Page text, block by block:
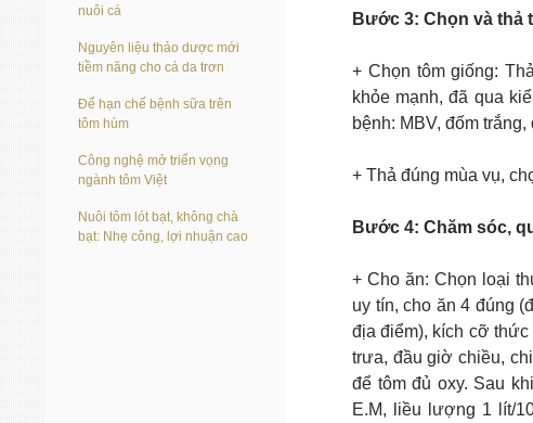
Bước 3: Chọn và thả
+ Chọn tôm giống:
khỏe mạnh, đã qua
bệnh: MBV, đốm
+ Thả đúng mùa vụ,
Bước 4: Chăm sóc,
+ Cho ăn: Chọn loại
uy tín, cho ăn 4 đúng
địa điểm), kích cỡ thức
trưa, đầu giờ chiều,
để tôm đủ oxy. Sau
E.M, liều lượng 1 lít/
nuôi cá
Nguyên liệu thảo dược mới
tiềm năng cho cá da trơn
Để hạn chế bệnh sữa trên
tôm hùm
Công nghệ mở triển vọng
ngành tôm Việt
Nuôi tôm lót bạt, không chà
bạt: Nhẹ công, lợi nhuận cao